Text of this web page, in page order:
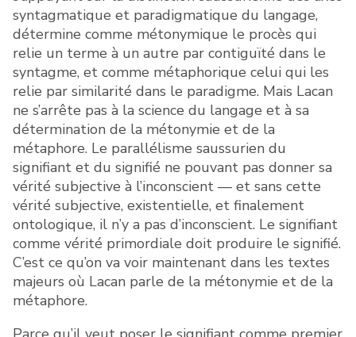
syntagmatique et paradigmatique du langage,
détermine comme métonymique le procès qui
relie un terme à un autre par contiguïté dans le
syntagme, et comme métaphorique celui qui les
relie par similarité dans le paradigme. Mais Lacan
ne s’arrête pas à la science du langage et à sa
détermination de la métonymie et de la
métaphore. Le parallélisme saussurien du
signifiant et du signifié ne pouvant pas donner sa
vérité subjective à l’inconscient — et sans cette
vérité subjective, existentielle, et finalement
ontologique, il n’y a pas d’inconscient. Le signifiant
comme vérité primordiale doit produire le signifié.
C’est ce qu’on va voir maintenant dans les textes
majeurs où Lacan parle de la métonymie et de la
métaphore.